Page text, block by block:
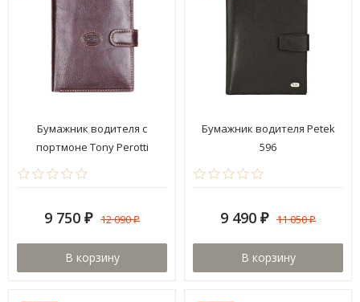
Бумажник водителя с
портмоне Tony Perotti
333354/2
9 750 ₽ 12 090₽
В корзину
Бумажник водителя Petek
596
9 490 ₽ 11 050₽
В корзину